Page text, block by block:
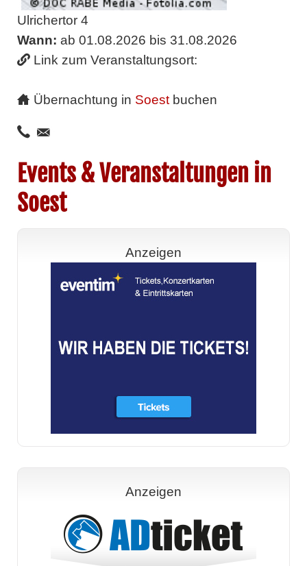
Ulrichertor 4
Wann: ab 01.08.2026 bis 31.08.2026
Link zum Veranstaltungsort:
Übernachtung in Soestbuchen
Events & Veranstaltungen in
Soest
Anzeigen
Anzeigen